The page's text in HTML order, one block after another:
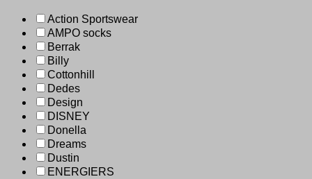
Action Sportswear
AMPO socks
Berrak
Billy
Cottonhill
Dedes
Design
DISNEY
Donella
Dreams
Dustin
ENERGIERS